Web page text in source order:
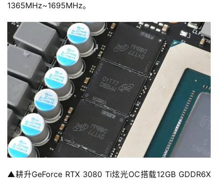
1365MHz~1695MHz。
▲耕升GeForce RTX 3080 Ti炫光OC搭载12GB GDDR6X